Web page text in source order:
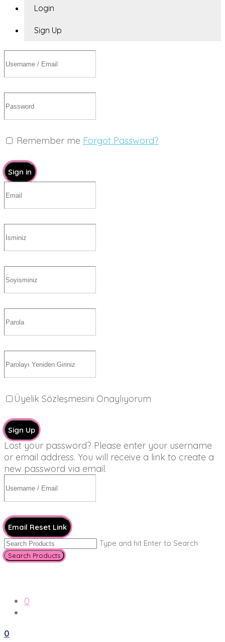
Login
Sign Up
Remember me Forgot Password?
Sign in
Üyelik Sözleşmesini Onaylıyorum
Sign Up
Lost your password? Please enter your username
or email address. You will receive a link to create a
new password via email.
Email Reset Link
Type and hit Enter to Search
0
0